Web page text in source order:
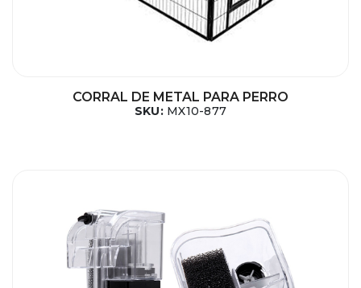
CORRAL DE METAL PARA PERRO
SKU: MX10-877